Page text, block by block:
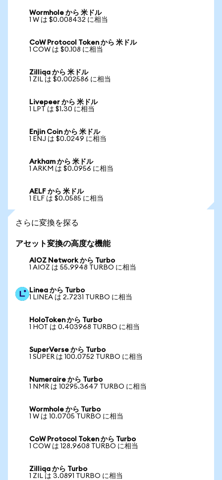
Wormhole から 米ドル
1 W は $0.008432 に相当
CoW Protocol Token から 米ドル
1 COW は $0.108 に相当
Zilliqa から 米ドル
1 ZIL は $0.002586 に相当
Livepeer から 米ドル
1 LPT は $1.30 に相当
Enjin Coin から 米ドル
1 ENJ は $0.0249 に相当
Arkham から 米ドル
1 ARKM は $0.0956 に相当
AELF から 米ドル
1 ELF は $0.0585 に相当
さらに変換を探る
アセット変換の高度な機能
AIOZ Network から Turbo
1 AIOZ は 55.9948 TURBO に相当
Linea から Turbo
1 LINEA は 2.7231 TURBO に相当
HoloToken から Turbo
1 HOT は 0.403968 TURBO に相当
SuperVerse から Turbo
1 SUPER は 100.0752 TURBO に相当
Numeraire から Turbo
1 NMR は 10295.3647 TURBO に相当
Wormhole から Turbo
1 W は 10.0705 TURBO に相当
CoW Protocol Token から Turbo
1 COW は 128.9608 TURBO に相当
Zilliqa から Turbo
1 ZIL は 3.0891 TURBO に相当